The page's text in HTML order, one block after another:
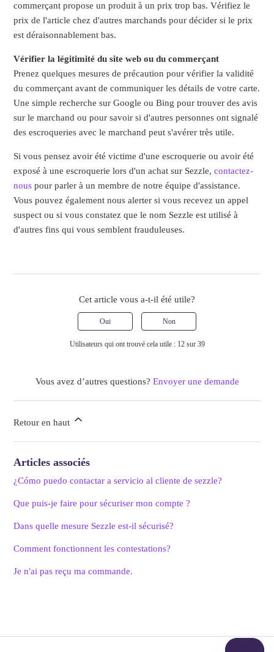
commerçant propose un produit à un prix trop bas. Vérifiez le
prix de l'article chez d'autres marchands pour décider si le prix
est déraisonnablement bas.
Vérifier la légitimité du site web ou du commerçant
Prenez quelques mesures de précaution pour vérifier la validité
du commerçant avant de communiquer les détails de votre carte.
Une simple recherche sur Google ou Bing pour trouver des avis
sur le marchand ou pour savoir si d'autres personnes ont signalé
des escroqueries avec le marchand peut s'avérer très utile.
Si vous pensez avoir été victime d'une escroquerie ou avoir été
exposé à une escroquerie lors d'un achat sur Sezzle,contactez-
nous pour parler à un membre de notre équipe d'assistance.
Vous pouvez également nous alerter si vous recevez un appel
suspect ou si vous constatez que le nom Sezzle est utilisé à
d'autres fins qui vous semblent frauduleuses.
Cet article vous a-t-il été utile?
Oui Non
Utilisateurs qui ont trouvé cela utile : 12 sur 39
Vous avez d’autres questions? Envoyer une demande
Retour en haut
Articles associés
¿Cómo puedo contactar a servicio al cliente de sezzle?
Que puis-je faire pour sécuriser mon compte ?
Dans quelle mesure Sezzle est-il sécurisé?
Comment fonctionnent les contestations?
Je n'ai pas reçu ma commande.